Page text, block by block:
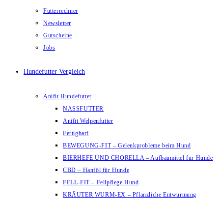
Futterrechner
Newsletter
Gutscheine
Jobs
Hundefutter Vergleich
Anifit Hundefutter
NASSFUTTER
Anifit Welpenfutter
Fertigbarf
BEWEGUNG-FIT – Gelenkprobleme beim Hund
BIERHEFE UND CHORELLA – Aufbaumittel für Hunde
CBD – Hanföl für Hunde
FELL-FIT – Fellpflege Hund
KRÄUTER WURM-EX – Pflanzliche Entwurmung